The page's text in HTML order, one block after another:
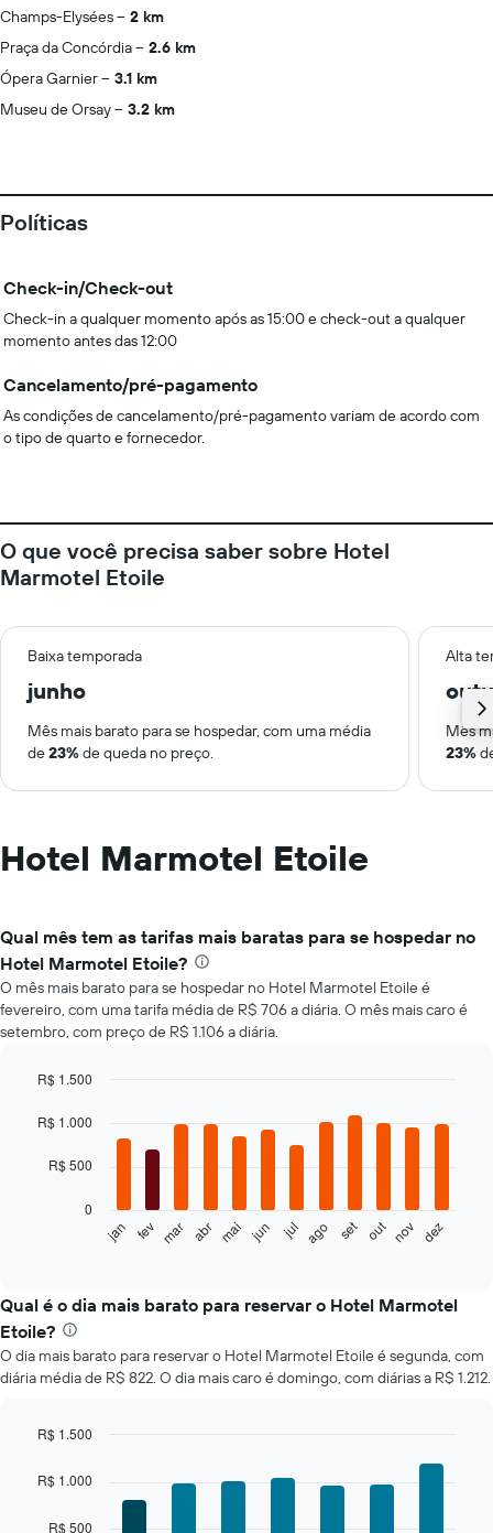
Champs-Elysées
2 km
Praça da Concórdia
2.6 km
Ópera Garnier
3.1 km
Museu de Orsay
3.2 km
Políticas
Check-in/Check-out
Check-in a qualquer momento após as 15:00 e check-out a qualquer
momento antes das 12:00
Cancelamento/pré-pagamento
As condições de cancelamento/pré-pagamento variam de acordo com
o tipo de quarto e fornecedor.
O que você precisa saber sobre Hotel
Marmotel Etoile
Baixa temporada Alta
junho
Mês mais barato para se hospedar, com uma média
de23%de queda no preço.
Mês
23%
Hotel Marmotel Etoile
Qual mês tem as tarifas mais baratas para se hospedar no
Hotel Marmotel Etoile?
O mês mais barato para se hospedar no Hotel Marmotel Etoile é
fevereiro, com uma tarifa média de R$ 706 a diária. O mês mais caro é
setembro, com preço de R$ 1.106 a diária.
chart
bars.
exibe
o
preço
médio
de
quarto
mês
graphic.
jan fev mar abr mai jun jul ago set out nov dez
0
R$ 500
R$ 1.000
R$ 1.500
Qual é o dia mais barato para reservar o Hotel Marmotel
Etoile?
O dia mais barato para reservar o Hotel Marmotel Etoile é segunda, com
diária média de R$ 822. O dia mais caro é domingo, com diárias a R$ 1.212.
chart
with
bars.
graphic.
R$ 500
R$ 1.000
R$ 1.500